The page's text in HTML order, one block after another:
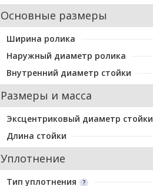
Основные размеры
Ширина ролика
Наружный диаметр ролика
Внутренний диаметр стойки
Размеры и масса
Эксцентриковый диаметр стойки
Длина стойки
Уплотнение
Тип уплотнения